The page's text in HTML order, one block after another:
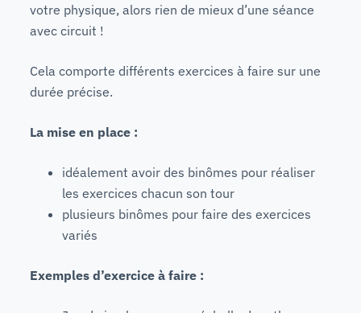
votre physique, alors rien de mieux d’une séance
avec circuit !
Cela comporte différents exercices à faire sur une
durée précise.
La mise en place :
idéalement avoir des binômes pour réaliser
les exercices chacun son tour
plusieurs binômes pour faire des exercices
variés
Exemples d’exercice à faire :